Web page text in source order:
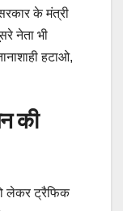
के मंत्री
नेता भी
हटाओ,
की
लेकर ट्रैफिक